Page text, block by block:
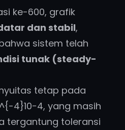
ke-600, grafik
dan stabil,
sistem telah
tunak (steady-
tetap pada
4}10−4, yang masih
tergantung toleransi